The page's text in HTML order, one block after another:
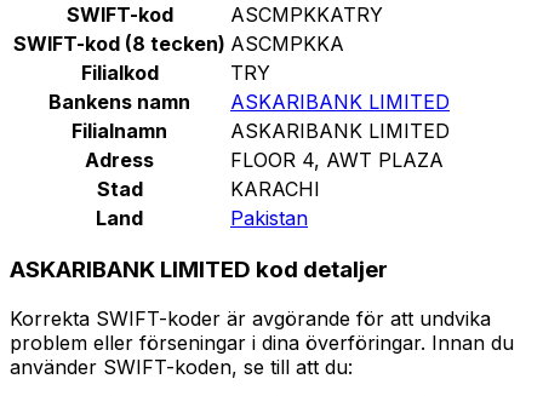
SWIFT-kod
ASCMPKKATRY
SWIFT-kod (8 tecken) ASCMPKKA
Filialkod
TRY
Bankens namn
ASKARIBANK LIMITED
Filialnamn
ASKARIBANK LIMITED
Adress
FLOOR 4, AWT PLAZA
Stad
KARACHI
Land
Pakistan
ASKARIBANK LIMITED kod detaljer
Korrekta SWIFT-koder är avgörande för att undvika
problem eller förseningar i dina överföringar. Innan du
använder SWIFT-koden, se till att du: